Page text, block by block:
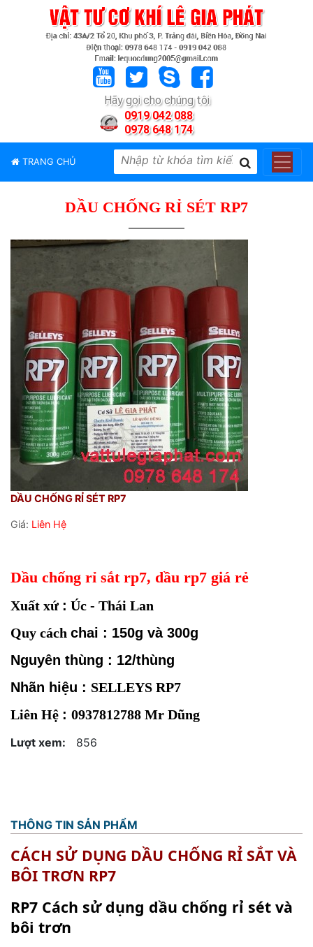
Hãy gọi cho chúng tôi
0919 042 088
0978 648 174
TRANG CHỦ
PHẨM
HIỆU
LIÊN
DẦU CHỐNG RỈ SÉT RP7
DẦU CHỐNG RỈ SÉT RP7
Giá: Liên Hệ
Dầu chống rỉ sắt rp7, dầu rp7 giá rẻ
Xuất xứ : Úc - Thái Lan
Quy cách chai : 150g và 300g
Nguyên thùng : 12/thùng
Nhãn hiệu : SELLEYS RP7
Liên Hệ : 0937812788 Mr Dũng
Lượt xem: 856
THÔNG TIN SẢN PHẨM
CÁCH SỬ DỤNG DẦU CHỐNG RỈ SẮT VÀ
BÔI TRƠN RP7
RP7 Cách sử dụng dầu chống rỉ sét và
bôi trơn